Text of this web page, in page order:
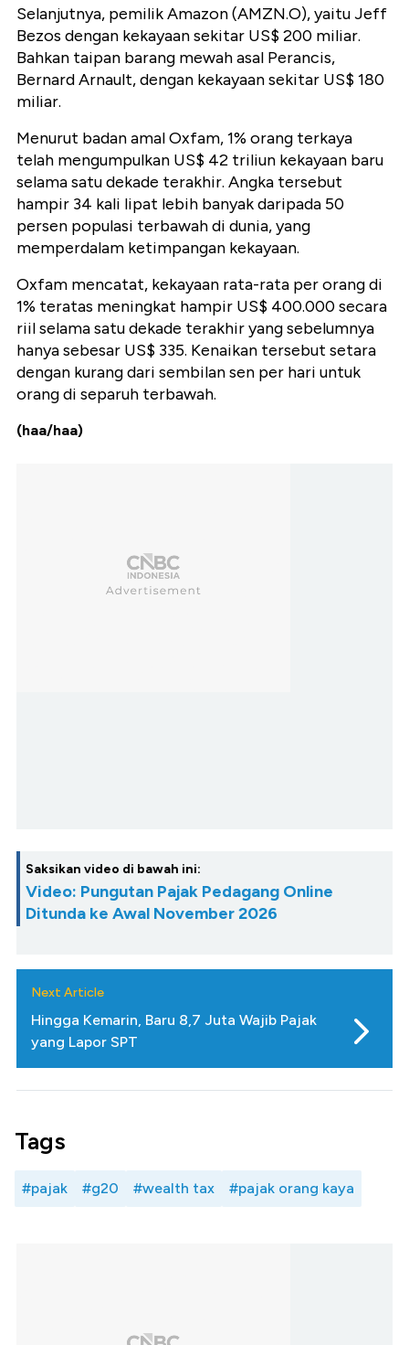
Selanjutnya, pemilik Amazon (AMZN.O), yaitu Jeff
Bezos dengan kekayaan sekitar US$ 200 miliar.
Bahkan taipan barang mewah asal Perancis,
Bernard Arnault, dengan kekayaan sekitar US$ 180
miliar.
Menurut badan amal Oxfam, 1% orang terkaya
telah mengumpulkan US$ 42 triliun kekayaan baru
selama satu dekade terakhir. Angka tersebut
hampir 34 kali lipat lebih banyak daripada 50
persen populasi terbawah di dunia, yang
memperdalam ketimpangan kekayaan.
Oxfam mencatat, kekayaan rata-rata per orang di
1% teratas meningkat hampir US$ 400.000 secara
riil selama satu dekade terakhir yang sebelumnya
hanya sebesar US$ 335. Kenaikan tersebut setara
dengan kurang dari sembilan sen per hari untuk
orang di separuh terbawah.
(haa/haa)
Saksikan video di bawah ini:
Video: Pungutan Pajak Pedagang Online
Ditunda ke Awal November 2026
Next Article
Hingga Kemarin, Baru 8,7 Juta Wajib Pajak
yang Lapor SPT
Tags
#pajak #g20 #wealth tax #pajak orang kaya